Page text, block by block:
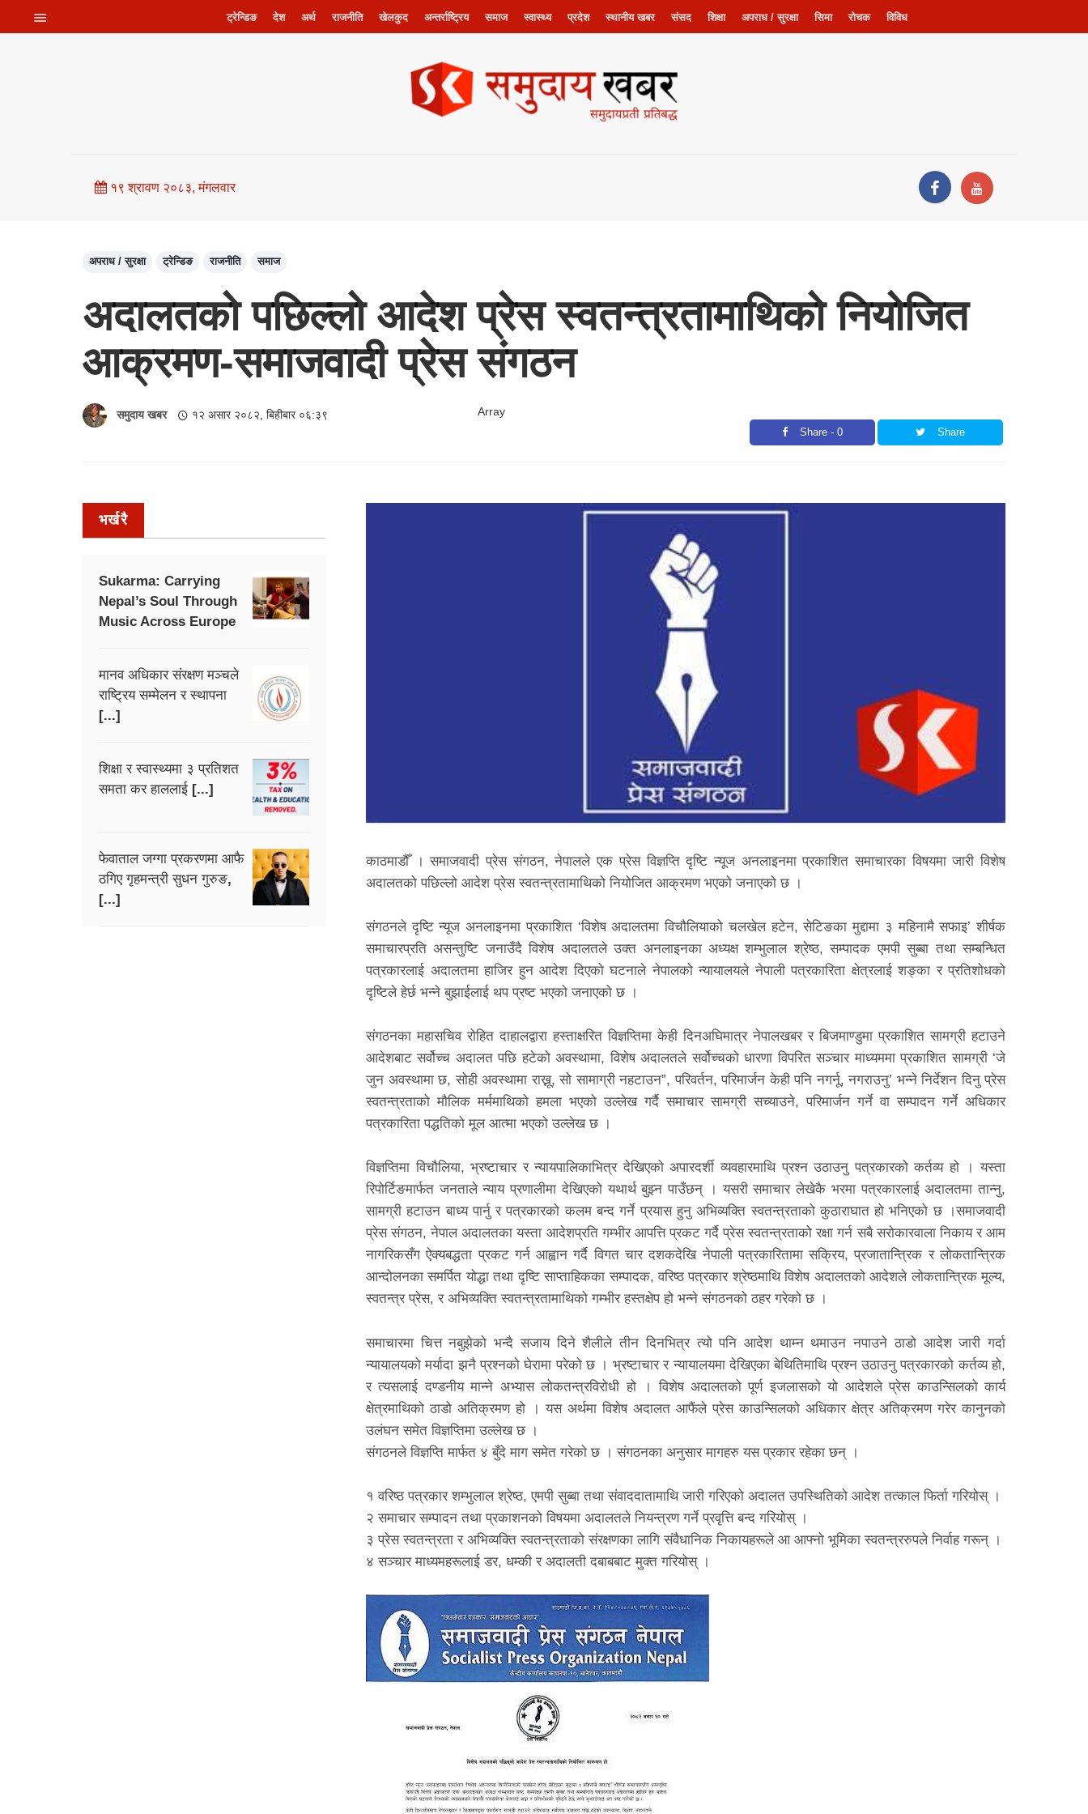
ट्रेन्डिङ देश अर्थ राजनीति खेलकुद अन्तर्राष्ट्रिय समाज स्वास्थ्य प्रदेश स्थानीय खबर संसद शिक्षा अपराध / सुरक्षा सिमा रोचक विविध
१९ श्रावण २०८३, मंगलवार
अपराध / सुरक्षा ट्रेन्डिङ राजनीति समाज
अदालतको पछिल्लो आदेश प्रेस स्वतन्त्रतामाथिको नियोजित
आक्रमण-समाजवादी प्रेस संगठन
समुदाय खबर १२ असार २०८२, बिहीबार ०६:३९ Array
Share - 0 Share
काठमाडौँ । समाजवादी प्रेस संगठन, नेपालले एक प्रेस विज्ञप्ति दृष्टि न्यूज अनलाइनमा प्रकाशित समाचारका विषयमा जारी विशेष
अदालतको पछिल्लो आदेश प्रेस स्वतन्त्रतामाथिको नियोजित आक्रमण भएको जनाएकाे छ ।
संगठनले दृष्टि न्यूज अनलाइनमा प्रकाशित ‘विशेष अदालतमा विचौलियाको चलखेल हटेन, सेटिङका मुद्दामा ३ महिनामै सफाइ’ शीर्षक
समाचारप्रति असन्तुष्टि जनाउँदै विशेष अदालतले उक्त अनलाइनका अध्यक्ष शम्भुलाल श्रेष्ठ, सम्पादक एमपी सुब्बा तथा सम्बन्धित
पत्रकारलाई अदालतमा हाजिर हुन आदेश दिएको घटनाले नेपालको न्यायालयले नेपाली पत्रकारिता क्षेत्रलाई शङ्का र प्रतिशोधको
दृष्टिले हेर्छ भन्ने बुझाईलाई थप प्रष्ट भएको जनाएको छ ।
संगठनका महासचिव रोहित दाहालद्वारा हस्ताक्षरित विज्ञप्तिमा केही दिनअघिमात्र नेपालखबर र बिजमाण्डुमा प्रकाशित सामग्री हटाउने
आदेशबाट सर्वोच्च अदालत पछि हटेको अवस्थामा, विशेष अदालतले सर्वोच्चको धारणा विपरित सञ्चार माध्यममा प्रकाशित सामग्री ‘जे
जुन अवस्थामा छ, सोही अवस्थामा राख्नू, सो सामाग्री नहटाउन”, परिवर्तन, परिमार्जन केही पनि नगर्नू, नगराउनु’ भन्ने निर्देशन दिनु प्रेस
स्वतन्त्रताको मौलिक मर्ममाथिको हमला भएको उल्लेख गर्दै समाचार सामग्री सच्याउने, परिमार्जन गर्ने वा सम्पादन गर्ने अधिकार
पत्रकारिता पद्धतिको मूल आत्मा भएको उल्लेख छ ।
विज्ञप्तिमा विचौलिया, भ्रष्टाचार र न्यायपालिकाभित्र देखिएको अपारदर्शी व्यवहारमाथि प्रश्न उठाउनु पत्रकारको कर्तव्य हो । यस्ता
रिपोर्टिङमार्फत जनताले न्याय प्रणालीमा देखिएको यथार्थ बुझ्न पाउँछन् । यसरी समाचार लेखेकै भरमा पत्रकारलाई अदालतमा तान्नु,
सामग्री हटाउन बाध्य पार्नु र पत्रकारको कलम बन्द गर्ने प्रयास हुनु अभिव्यक्ति स्वतन्त्रताको कुठाराघात हो भनिएको छ ।समाजवादी
प्रेस संगठन, नेपाल अदालतका यस्ता आदेशप्रति गम्भीर आपत्ति प्रकट गर्दै प्रेस स्वतन्त्रताको रक्षा गर्न सबै सरोकारवाला निकाय र आम
नागरिकसँग ऐक्यबद्धता प्रकट गर्न आह्वान गर्दै विगत चार दशकदेखि नेपाली पत्रकारितामा सक्रिय, प्रजातान्त्रिक र लोकतान्त्रिक
आन्दोलनका समर्पित योद्धा तथा दृष्टि साप्ताहिकका सम्पादक, वरिष्ठ पत्रकार श्रेष्ठमाथि विशेष अदालतको आदेशले लोकतान्त्रिक मूल्य,
स्वतन्त्र प्रेस, र अभिव्यक्ति स्वतन्त्रतामाथिको गम्भीर हस्तक्षेप हो भन्ने स‌ंगठनको ठहर गरेको छ ।
समाचारमा चित्त नबुझेको भन्दै सजाय दिने शैलीले तीन दिनभित्र त्यो पनि आदेश थाम्न थमाउन नपाउने ठाडो आदेश जारी गर्दा
न्यायालयको मर्यादा झनै प्रश्नको घेरामा परेको छ । भ्रष्टाचार र न्यायालयमा देखिएका बेथितिमाथि प्रश्न उठाउनु पत्रकारको कर्तव्य हो,
र त्यसलाई दण्डनीय मान्ने अभ्यास लोकतन्त्रविरोधी हो । विशेष अदालतको पूर्ण इजलासको यो आदेशले प्रेस काउन्सिलको कार्य
क्षेत्रमाथिको ठाडो अतिक्रमण हो । यस अर्थमा विशेष अदालत आफैंले प्रेस काउन्सिलको अधिकार क्षेत्र अतिक्रमण गरेर कानुनको
उलंघन समेत विज्ञप्तिमा उल्लेख छ ।
संगठनले विज्ञप्ति मार्फत ४ बुँदे माग समेत गरेकाे छ । स‌ंगठनका अनुसार मागहरु यस प्रकार रहेका छन् ।
१ वरिष्ठ पत्रकार शम्भुलाल श्रेष्ठ, एमपी सुब्बा तथा संवाददातामाथि जारी गरिएको अदालत उपस्थितिको आदेश तत्काल फिर्ता गरियोस् ।
२ समाचार सम्पादन तथा प्रकाशनको विषयमा अदालतले नियन्त्रण गर्ने प्रवृत्ति बन्द गरियोस् ।
३ प्रेस स्वतन्त्रता र अभिव्यक्ति स्वतन्त्रताको संरक्षणका लागि संवैधानिक निकायहरूले आ आफ्नो भूमिका स्वतन्त्ररुपले निर्वाह गरून् ।
४ सञ्चार माध्यमहरूलाई डर, धम्की र अदालती दबाबबाट मुक्त गरियोस् ।
भर्खरै
Sukarma: Carrying
Nepal’s Soul Through
Music Across Europe
मानव अधिकार संरक्षण मञ्चले
राष्ट्रिय सम्मेलन र स्थापना
[...]
शिक्षा र स्वास्थ्यमा ३ प्रतिशत
समता कर हाललाई [...]
फेवाताल जग्गा प्रकरणमा आफै
ठगिए गृहमन्त्री सुधन गुरुङ,
[...]